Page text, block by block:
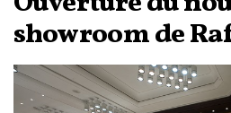
showroom de